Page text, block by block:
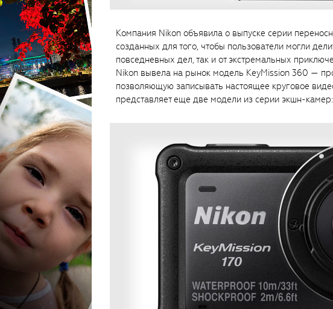
Компания Nikon объявила о выпуске серии
созданных для того, чтобы пользователи могли
повседневных дел, так и от экстремальных
Nikon вывела на рынок модель KeyMission 360 —
позволяющую записывать настоящее круговое
представляет еще две модели из серии экшн-